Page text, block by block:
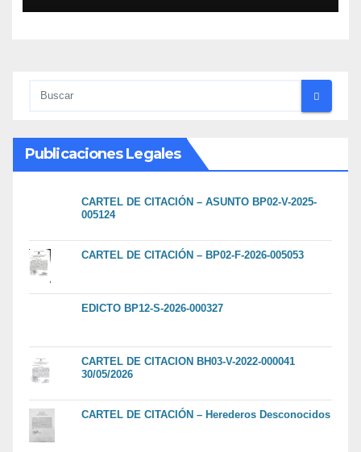
Publicaciones Legales
CARTEL DE CITACIÓN – ASUNTO BP02-V-2025-
005124
CARTEL DE CITACIÓN – BP02-F-2026-005053
EDICTO BP12-S-2026-000327
CARTEL DE CITACION BH03-V-2022-000041
30/05/2026
CARTEL DE CITACIÓN – Herederos Desconocidos